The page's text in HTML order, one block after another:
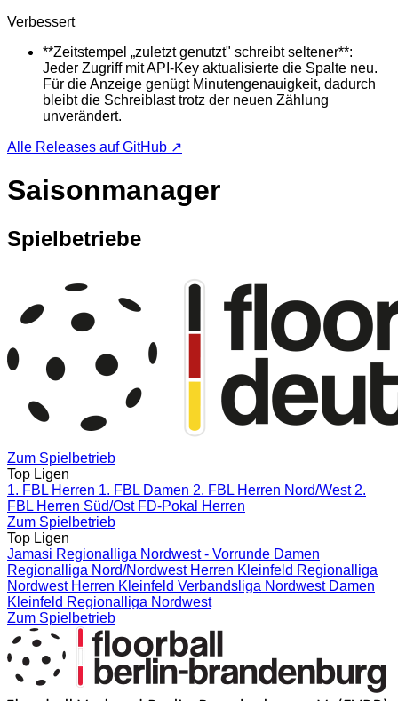
Verbessert
**Zeitstempel „zuletzt genutzt" schreibt seltener**:
Jeder Zugriff mit API-Key aktualisierte die Spalte neu.
Für die Anzeige genügt Minutengenauigkeit, dadurch
bleibt die Schreiblast trotz der neuen Zählung
unverändert.
Alle Releases auf GitHub ↗
Saisonmanager
Spielbetriebe
Zum Spielbetrieb
Top Ligen
1. FBL Herren 1. FBL Damen 2. FBL Herren Nord/West2.
FBL Herren Süd/Ost FD-Pokal Herren
Zum Spielbetrieb
Top Ligen
Jamasi Regionalliga Nordwest - Vorrunde Damen
Regionalliga Nord/Nordwest Herren Kleinfeld Regionalliga
Nordwest Herren Kleinfeld Verbandsliga Nordwest Damen
Kleinfeld Regionalliga Nordwest
Zum Spielbetrieb